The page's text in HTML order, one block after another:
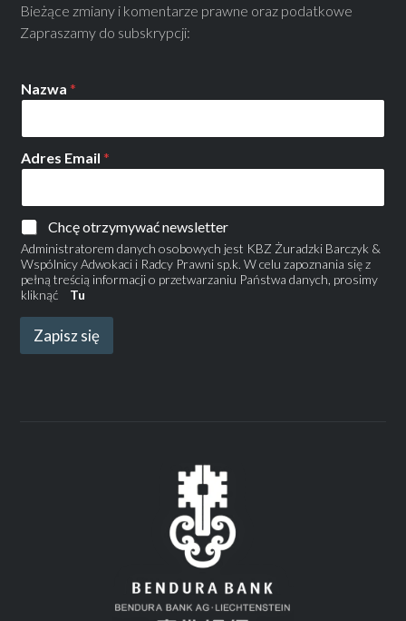
Bieżące zmiany i komentarze prawne oraz podatkowe
Zapraszamy do subskrypcji:
Nazwa*
Adres Email*
Chcę otrzymywać newsletter
Administratorem danych osobowych jest KBZ Żuradzki Barczyk &
Wspólnicy Adwokaci i Radcy Prawni sp.k. W celu zapoznania się z
pełną treścią informacji o przetwarzaniu Państwa danych, prosimy
kliknąć
Tu
Zapisz się